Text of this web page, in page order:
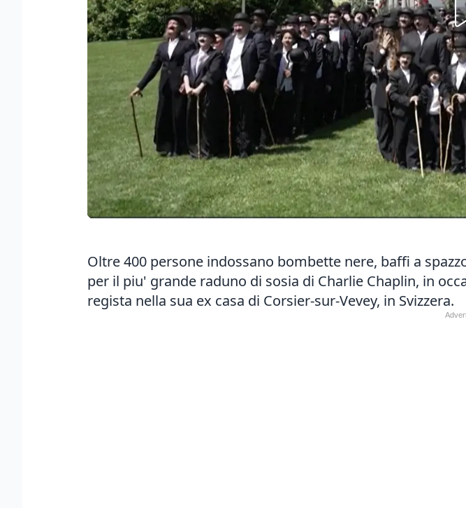
Oltre 400 persone indossano bombette nere, baffi a
per il piu' grande raduno di sosia di Charlie Chaplin, in
regista nella sua ex casa di Corsier-sur-Vevey, in Svizzera.